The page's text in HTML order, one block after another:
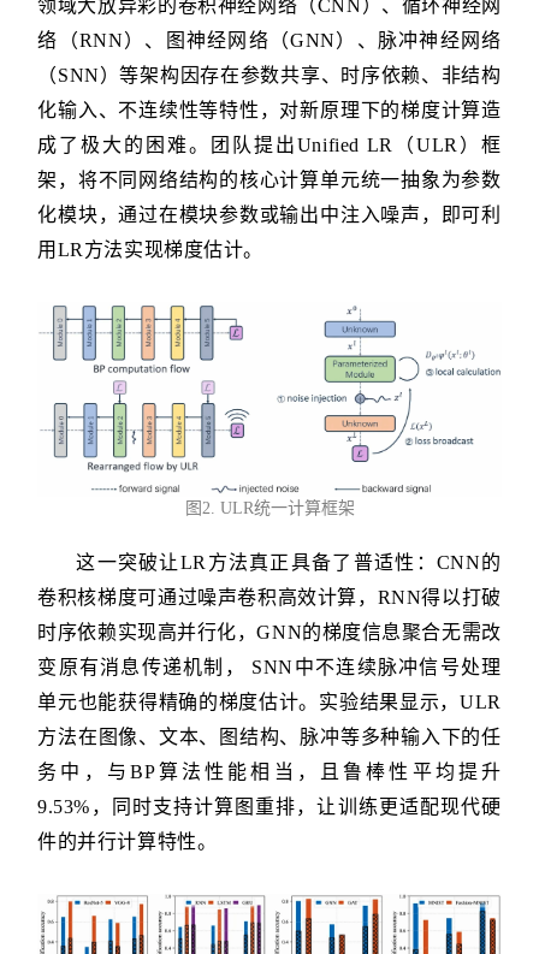
领域大放异彩的卷积神经网络（CNN）、循环神经网
络（RNN）、图神经网络（GNN）、脉冲神经网络
（SNN）等架构因存在参数共享、时序依赖、非结构
化输入、不连续性等特性，对新原理下的梯度计算造
成了极大的困难。团队提出Unified LR（ULR）框
架，将不同网络结构的核心计算单元统一抽象为参数
化模块，通过在模块参数或输出中注入噪声，即可利
用LR方法实现梯度估计。
图2. ULR统一计算框架
这一突破让LR方法真正具备了普适性：CNN的
卷积核梯度可通过噪声卷积高效计算，RNN得以打破
时序依赖实现高并行化，GNN的梯度信息聚合无需改
变原有消息传递机制， SNN中不连续脉冲信号处理
单元也能获得精确的梯度估计。实验结果显示，ULR
方法在图像、文本、图结构、脉冲等多种输入下的任
务中，与BP算法性能相当，且鲁棒性平均提升
9.53%，同时支持计算图重排，让训练更适配现代硬
件的并行计算特性。